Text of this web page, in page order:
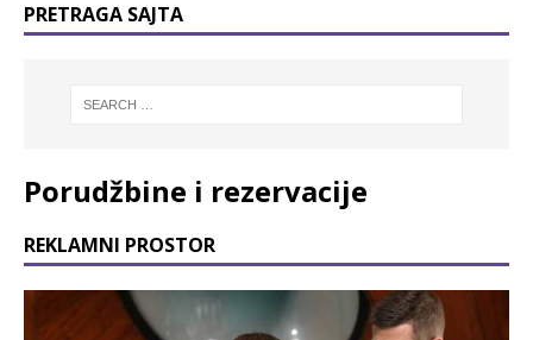
PRETRAGA SAJTA
Porudžbine i rezervacije
REKLAMNI PROSTOR